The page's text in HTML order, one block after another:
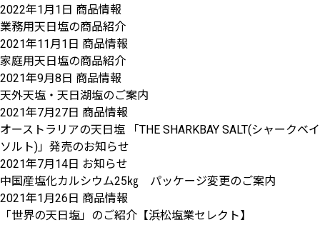
2022年1月1日 商品情報
業務用天日塩の商品紹介
2021年11月1日 商品情報
家庭用天日塩の商品紹介
2021年9月8日 商品情報
天外天塩・天日湖塩のご案内
2021年7月27日 商品情報
オーストラリアの天日塩 「THE SHARKBAY SALT(シャークベイ
ソルト)」発売のお知らせ
2021年7月14日 お知らせ
中国産塩化カルシウム25㎏ パッケージ変更のご案内
2021年1月26日 商品情報
「世界の天日塩」のご紹介【浜松塩業セレクト】